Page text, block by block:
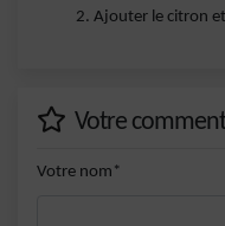
Ajouter le citron
Votre
Votre nom*